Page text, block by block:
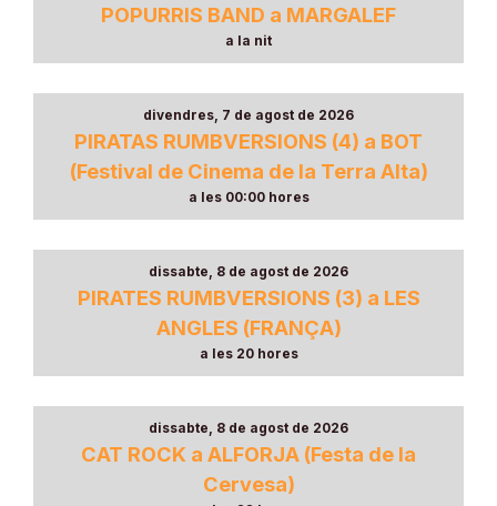
POPURRIS BAND a MARGALEF
a la nit
divendres, 7 de agost de 2026
PIRATAS RUMBVERSIONS (4) a BOT
(Festival de Cinema de la Terra Alta)
a les 00:00 hores
dissabte, 8 de agost de 2026
PIRATES RUMBVERSIONS (3) a LES
ANGLES (FRANÇA)
a les 20 hores
dissabte, 8 de agost de 2026
CAT ROCK a ALFORJA (Festa de la
Cervesa)